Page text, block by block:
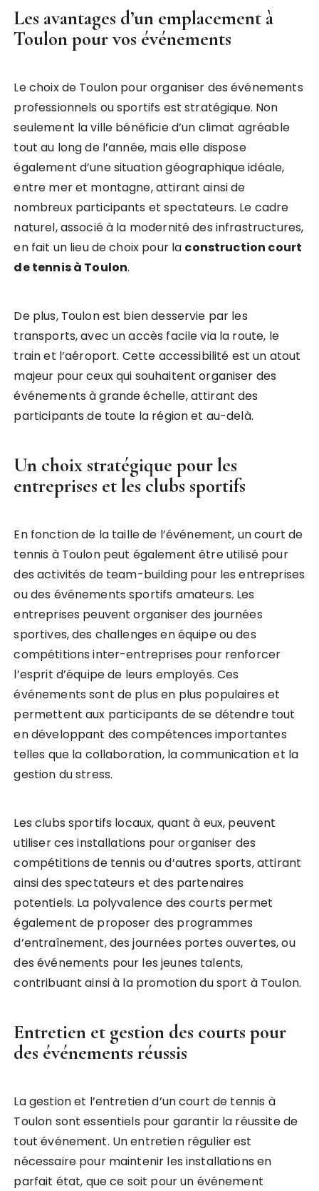
Les avantages d’un emplacement à
Toulon pour vos événements
Le choix de Toulon pour organiser des événements
professionnels ou sportifs est stratégique. Non
seulement la ville bénéficie d’un climat agréable
tout au long de l’année, mais elle dispose
également d’une situation géographique idéale,
entre mer et montagne, attirant ainsi de
nombreux participants et spectateurs. Le cadre
naturel, associé à la modernité des infrastructures,
en fait un lieu de choix pour la construction court
de tennis à Toulon.
De plus, Toulon est bien desservie par les
transports, avec un accès facile via la route, le
train et l’aéroport. Cette accessibilité est un atout
majeur pour ceux qui souhaitent organiser des
événements à grande échelle, attirant des
participants de toute la région et au-delà.
Un choix stratégique pour les
entreprises et les clubs sportifs
En fonction de la taille de l’événement, un court de
tennis à Toulon peut également être utilisé pour
des activités de team-building pour les entreprises
ou des événements sportifs amateurs. Les
entreprises peuvent organiser des journées
sportives, des challenges en équipe ou des
compétitions inter-entreprises pour renforcer
l’esprit d’équipe de leurs employés. Ces
événements sont de plus en plus populaires et
permettent aux participants de se détendre tout
en développant des compétences importantes
telles que la collaboration, la communication et la
gestion du stress.
Les clubs sportifs locaux, quant à eux, peuvent
utiliser ces installations pour organiser des
compétitions de tennis ou d’autres sports, attirant
ainsi des spectateurs et des partenaires
potentiels. La polyvalence des courts permet
également de proposer des programmes
d’entraînement, des journées portes ouvertes, ou
des événements pour les jeunes talents,
contribuant ainsi à la promotion du sport à Toulon.
Entretien et gestion des courts pour
des événements réussis
La gestion et l’entretien d’un court de tennis à
Toulon sont essentiels pour garantir la réussite de
tout événement. Un entretien régulier est
nécessaire pour maintenir les installations en
parfait état, que ce soit pour un événement